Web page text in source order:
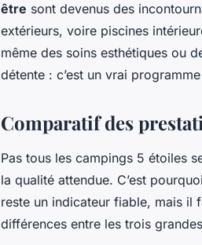
être sont devenus des
extérieurs, voire piscines
même des soins esthétiques ou
détente : c’est un vrai
Comparatif des
Pas tous les campings 5 étoiles
la qualité attendue. C’est
reste un indicateur fiable, mais il
différences entre les trois